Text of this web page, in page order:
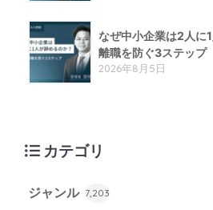
なぜ中小企業は2人に
離職を防ぐ3ステップ
2026年8月5日
カテゴリ
ジャンル 7,203